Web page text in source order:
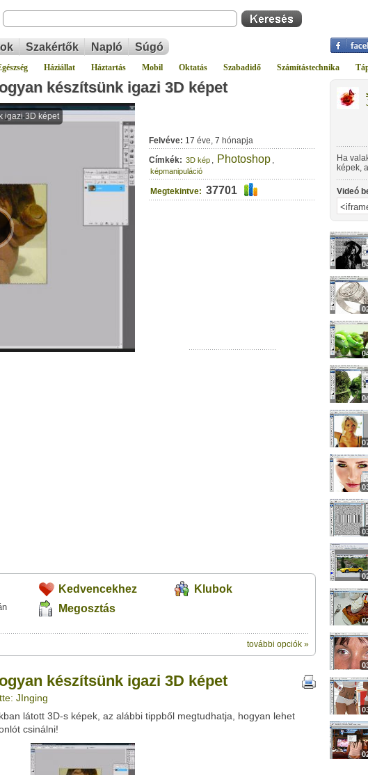
Szakértők Napló Súgó
Háziállat Háztartás Mobil Oktatás Szabadidő Számítástechnika
készítsünk igazi 3D képet
Felvéve: 17 éve, 7 hónapja
Címkék: 3D kép , Photoshop ,
képmanipuláció
Megtekintve: 37701
Kedvencekhez
Klubok
Megosztás
további opciók »
egy klubhoz sem.
klubjaink között!
készítsünk igazi 3D képet
JInging
látott 3D-s képek, az alábbi tippből megtudhatja, hogyan lehet
csinálni!
Ha
képek,
Videó